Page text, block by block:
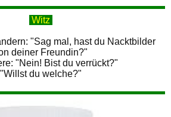
Witz
"Sag mal, hast du Nacktbilder
deiner Freundin?"
"Nein! Bist du verrückt?"
"Willst du welche?"